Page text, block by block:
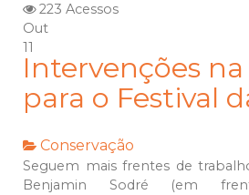
223 Acessos
Out
11
Intervenções na
para o Festival
Conservação
Seguem mais frentes de
Benjamin Sodré (em